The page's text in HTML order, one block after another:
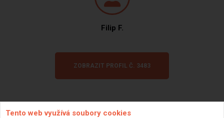
Filip F.
ZOBRAZIT PROFIL Č. 3483
Tento web využívá soubory cookies